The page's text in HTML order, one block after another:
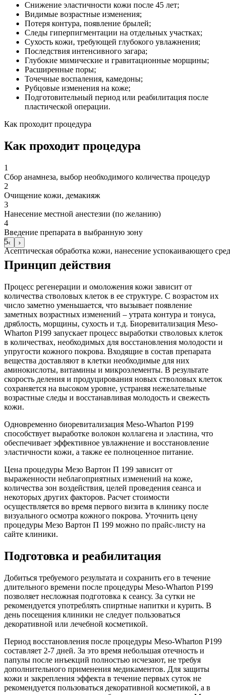
Снижение эластичности кожи после 45 лет;
Видимые возрастные изменения;
Потеря контура, появление брылей;
Следы гиперпигментации на отдельных участках;
Сухость кожи, требующей глубокого увлажнения;
Последствия интенсивного загара;
Глубокие мимические и гравитационные морщины;
Расширенные поры;
Точечные воспаления, камедоны;
Рубцовые изменения на коже;
Подготовительный период или реабилитация после
пластической операции.
Как проходит процедура
Как проходит процедура
1
Сбор анамнеза, выбор необходимого количества процедур
2
Очищение кожи, демакияж
3
Нанесение местной анестезии (по желанию)
4
Введение препарата в выбранную зону
5
Асептическая обработка кожи, нанесение успокаивающего
‹ ›
Принцип действия
Процесс регенерации и омоложения кожи зависит от
количества стволовых клеток в ее структуре. С возрастом их
число заметно уменьшается, что вызывает появление
заметных возрастных изменений – утрата контура и тонуса,
дряблость, морщины, сухость и т.д. Биоревитализация Meso-
Wharton P199 запускает процесс выработки стволовых клеток
в количествах, необходимых для восстановления молодости и
упругости кожного покрова. Входящие в состав препарата
вещества доставляют в клетки необходимые для них
аминокислоты, витамины и микроэлементы. В результате
скорость деления и продуцирования новых стволовых клеток
сохраняется на высоком уровне, устраняя нежелательные
возрастные следы и восстанавливая молодость и свежесть
кожи.
Одновременно биоревитализация Meso-Wharton P199
способствует выработке волокон коллагена и эластина, что
обеспечивает эффективное увлажнение и восстановление
эластичности кожи, а также ее полноценное питание.
Цена процедуры Мезо Вартон П 199 зависит от
выраженности неблагоприятных изменений на коже,
количества зон воздействия, целей проведения сеанса и
некоторых других факторов. Расчет стоимости
осуществляется во время первого визита в клинику после
визуального осмотра кожного покрова. Уточнить цену
процедуры Мезо Вартон П 199 можно по прайс-листу на
сайте клиники.
Подготовка и реабилитация
Добиться требуемого результата и сохранить его в течение
длительного времени после процедуры Meso-Wharton P199
позволяет несложная подготовка к сеансу. За сутки не
рекомендуется употреблять спиртные напитки и курить. В
день посещения клиники не следует пользоваться
декоративной или лечебной косметикой.
Период восстановления после процедуры Meso-Wharton P199
составляет 2-7 дней. За это время небольшая отечность и
папулы после инъекций полностью исчезают, не требуя
дополнительного применения медикаментов. Для защиты
кожи и закрепления эффекта в течение первых суток не
рекомендуется пользоваться декоративной косметикой, а в